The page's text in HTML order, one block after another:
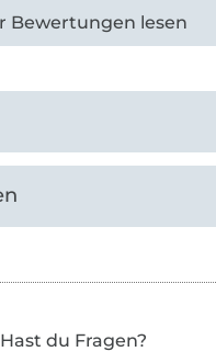
ansehen
Hast du Fragen?